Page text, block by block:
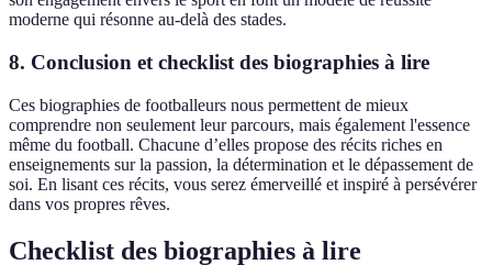
moderne qui résonne au-delà des stades.
8. Conclusion et checklist des biographies à lire
Ces biographies de footballeurs nous permettent de mieux
comprendre non seulement leur parcours, mais également l'essence
même du football. Chacune d’elles propose des récits riches en
enseignements sur la passion, la détermination et le dépassement de
soi. En lisant ces récits, vous serez émerveillé et inspiré à persévérer
dans vos propres rêves.
Checklist des biographies à lire